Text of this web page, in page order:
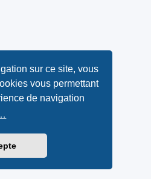
sur ce site, vous
vous permettant
de navigation